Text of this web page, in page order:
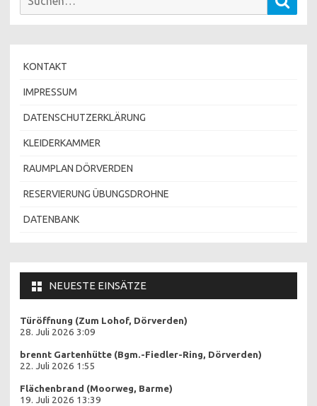
KONTAKT
IMPRESSUM
DATENSCHUTZERKLÄRUNG
KLEIDERKAMMER
RAUMPLAN DÖRVERDEN
RESERVIERUNG ÜBUNGSDROHNE
DATENBANK
NEUESTE EINSÄTZE
Türöffnung (Zum Lohof, Dörverden)
28. Juli 2026 3:09
brennt Gartenhütte (Bgm.-Fiedler-Ring, Dörverden)
22. Juli 2026 1:55
Flächenbrand (Moorweg, Barme)
19. Juli 2026 13:39